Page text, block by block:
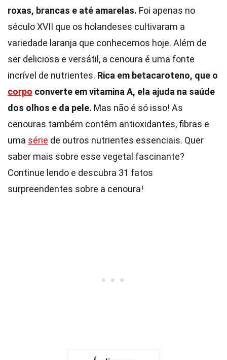
roxas, brancas e até amarelas. Foi apenas no
século XVII que os holandeses cultivaram a
variedade laranja que conhecemos hoje. Além de
ser deliciosa e versátil, a cenoura é uma fonte
incrível de nutrientes. Rica em betacaroteno, que o
corpo converte em vitamina A, ela ajuda na saúde
dos olhos e da pele. Mas não é só isso! As
cenouras também contêm antioxidantes, fibras e
uma série de outros nutrientes essenciais. Quer
saber mais sobre esse vegetal fascinante?
Continue lendo e descubra 31 fatos
surpreendentes sobre a cenoura!